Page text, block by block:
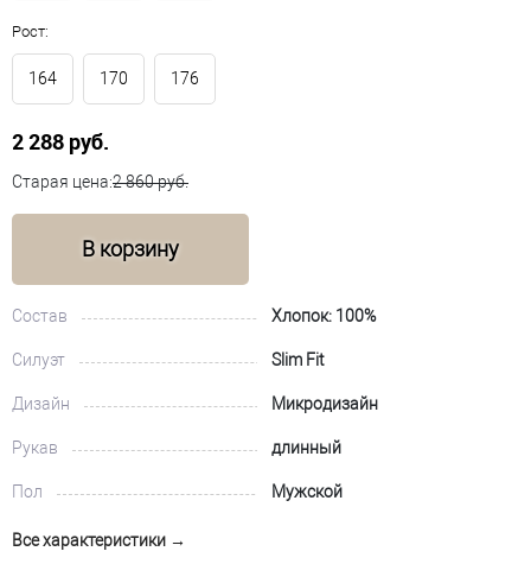
Рост:
164 170 176
2 288 руб.
Старая цена:2 860 руб.
В корзину
Состав Хлопок: 100%
Силуэт Slim Fit
Дизайн Микродизайн
Рукав длинный
Пол Мужской
Все характеристики →